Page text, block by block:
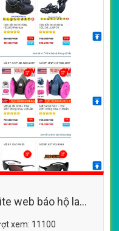
web báo hộ lao
xem: 11100